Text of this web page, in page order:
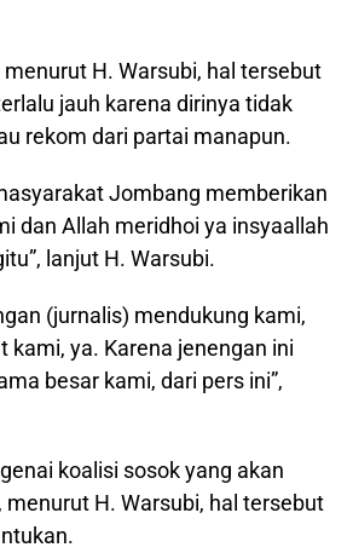
H. Warsubi, hal tersebut
jauh karena dirinya tidak
rekom dari partai manapun.
Jombang memberikan
dan Allah meridhoi ya insyaallah
lanjut H. Warsubi.
(jurnalis) mendukung kami,
kami, ya. Karena jenengan ini
besar kami, dari pers ini”,
koalisi sosok yang akan
H. Warsubi, hal tersebut